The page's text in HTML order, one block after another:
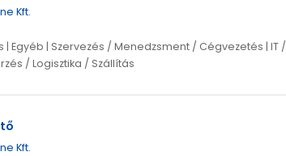
Kft.
| Egyéb | Szervezés / Menedzsment / Cégvezetés | IT /
/ Logisztika / Szállítás
Kft.